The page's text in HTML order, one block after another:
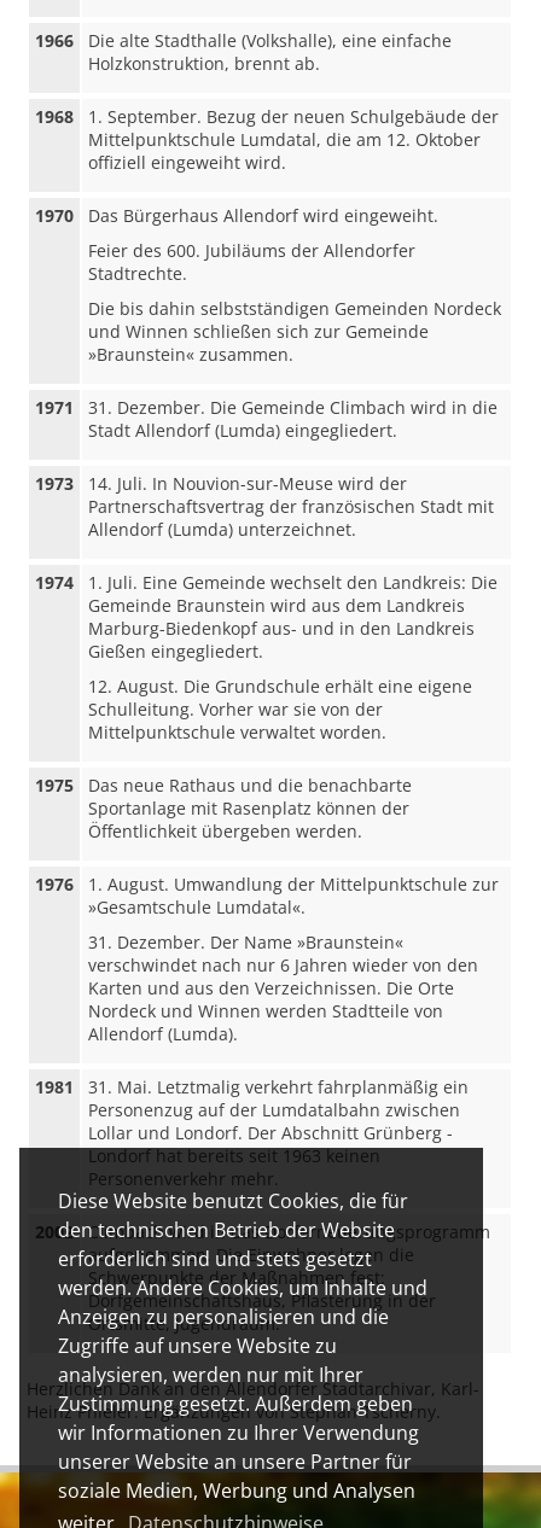
Diese Website benutzt Cookies, die für
den technischen Betrieb der Website
erforderlich sind und stets gesetzt
werden. Andere Cookies, um Inhalte und
Anzeigen zu personalisieren und die
Zugriffe auf unsere Website zu
analysieren, werden nur mit Ihrer
Zustimmung gesetzt. Außerdem geben
wir Informationen zu Ihrer Verwendung
unserer Website an unsere Partner für
soziale Medien, Werbung und Analysen
1966
Die alte Stadthalle (Volkshalle), eine einfache
Holzkonstruktion, brennt ab.
1968
1. September. Bezug der neuen Schulgebäude der
Mittelpunktschule Lumdatal, die am 12. Oktober
offiziell eingeweiht wird.
1970
Das Bürgerhaus Allendorf wird eingeweiht.
Feier des 600. Jubiläums der Allendorfer
Stadtrechte.
Die bis dahin selbstständigen Gemeinden Nordeck
und Winnen schließen sich zur Gemeinde
»Braunstein« zusammen.
1971
31. Dezember. Die Gemeinde Climbach wird in die
Stadt Allendorf (Lumda) eingegliedert.
1973
14. Juli. In Nouvion-sur-Meuse wird der
Partnerschaftsvertrag der französischen Stadt mit
Allendorf (Lumda) unterzeichnet.
1974
1. Juli. Eine Gemeinde wechselt den Landkreis: Die
Gemeinde Braunstein wird aus dem Landkreis
Marburg-Biedenkopf aus- und in den Landkreis
Gießen eingegliedert.
12. August. Die Grundschule erhält eine eigene
Schulleitung. Vorher war sie von der
Mittelpunktschule verwaltet worden.
1975
Das neue Rathaus und die benachbarte
Sportanlage mit Rasenplatz können der
Öffentlichkeit übergeben werden.
1976
1. August. Umwandlung der Mittelpunktschule zur
»Gesamtschule Lumdatal«.
31. Dezember. Der Name »Braunstein«
verschwindet nach nur 6 Jahren wieder von den
Karten und aus den Verzeichnissen. Die Orte
Nordeck und Winnen werden Stadtteile von
Allendorf (Lumda).
1981
31. Mai. Letztmalig verkehrt fahrplanmäßig ein
Personenzug auf der Lumdatalbahn zwischen
Lollar und Londorf. Der Abschnitt Grünberg -
Londorf hat bereits seit 1963 keinen
Personenverkehr mehr.
2002
Climbach wird in das Dorferneuerungsprogramm
aufgenommen. Die Einwohner legen die
Schwerpunkte der Maßnahmen fest:
Dorfgemeinschaftshaus, Pflasterung in der
Ortsmitte, Jugendraum.
Herzlichen Dank an den Allendorfer Stadtarchivar, Karl-
Heinz Phieler. Ergänzungen von Stephan Tscherny.